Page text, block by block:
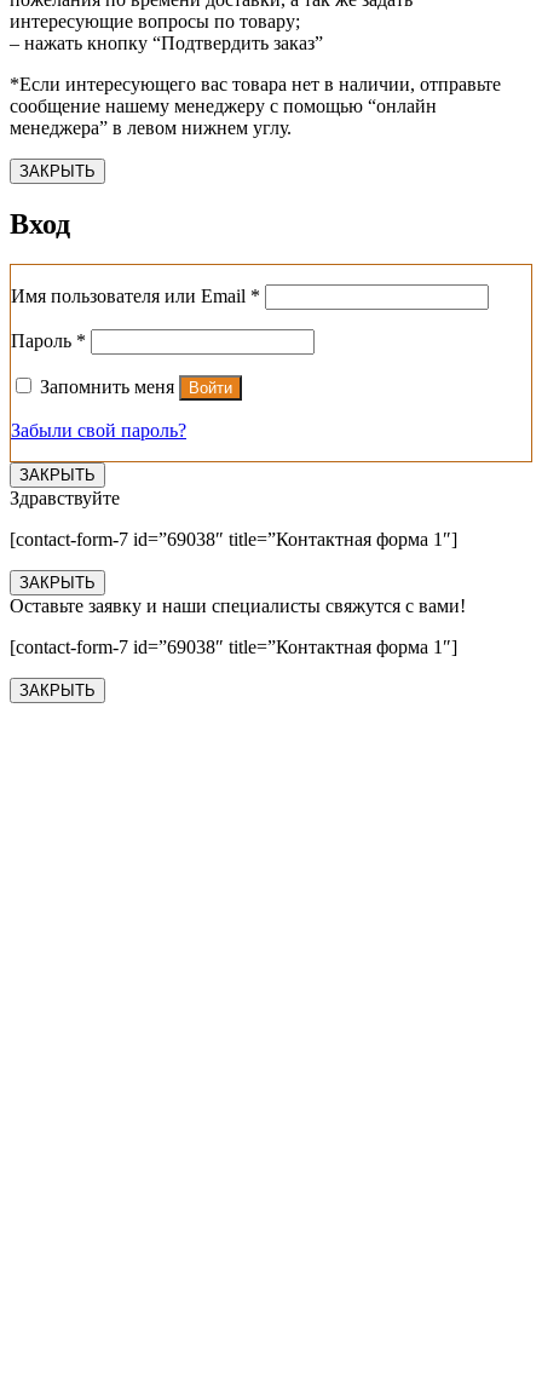
интересующие вопросы по товару;
– нажать кнопку “Подтвердить заказ”
*Если интересующего вас товара нет в наличии, отправьте
сообщение нашему менеджеру с помощью “онлайн
менеджера” в левом нижнем углу.
ЗАКРЫТЬ
Вход
Имя пользователя или Email *
Пароль *
Запомнить меня Войти
Забыли свой пароль?
ЗАКРЫТЬ
Здравствуйте
[contact-form-7 id=”69038″ title=”Контактная форма 1″]
ЗАКРЫТЬ
Оставьте заявку и наши специалисты свяжутся с вами!
[contact-form-7 id=”69038″ title=”Контактная форма 1″]
ЗАКРЫТЬ